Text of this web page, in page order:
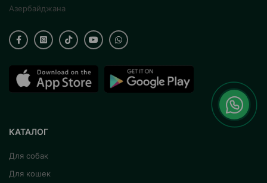
Азербайджана
КАТАЛОГ
Для собак
Для кошек